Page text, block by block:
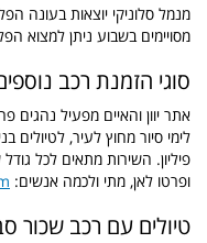
מנמל סלוניקי יוצאות בעונה
מסויימים בשבוע ניתן למצוא
סוגי הזמנת רכב
אתר יוון והאיים מפעיל נהגים
לימי סיור מחוץ לעיר, לטיולים
פיליון. השירות מתאים לכל
ופרטו לאן, מתי ולכמה אנשים:
טיולים עם רכב שכור